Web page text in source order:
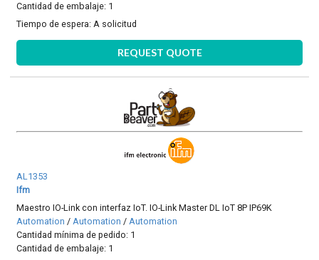
Cantidad de embalaje: 1
Tiempo de espera:A solicitud
REQUEST QUOTE
AL1353
Ifm
Maestro IO-Link con interfaz IoT. IO-Link Master DL IoT 8P IP69K
Automation / Automation / Automation
Cantidad mínima de pedido: 1
Cantidad de embalaje: 1